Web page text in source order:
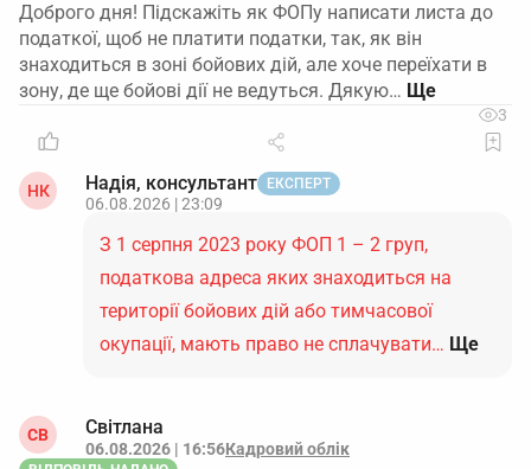
Доброго дня! Підскажіть як ФОПу написати листа до
податкої, щоб не платити податки, так, як він
знаходиться в зоні бойових дій, але хоче переїхати в
зону, де ще бойові дії не ведуться. Дякую…
3
НК Надія, консультант ЕКСПЕРТ
06.08.2026 | 23:09
З 1 серпня 2023 року ФОП 1 – 2 груп,
податкова адреса яких знаходиться на
території бойових дій або тимчасової
окупації, мають право не сплачувати… Ще
СВ Світлана
06.08.2026 | 16:56Кадровий облік